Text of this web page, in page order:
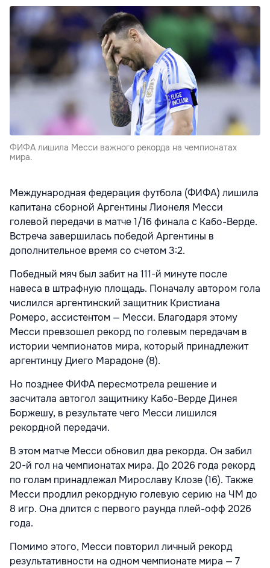
ФИФА лишила Месси важного рекорда на чемпионатах
мира.
Международная федерация футбола (ФИФА) лишила
капитана сборной Аргентины Лионеля Месси
голевой передачи в матче 1/16 финала с Кабо-Верде.
Встреча завершилась победой Аргентины в
дополнительное время со счетом 3:2.
Победный мяч был забит на 111-й минуте после
навеса в штрафную площадь. Поначалу автором гола
числился аргентинский защитник Кристиана
Ромеро, ассистентом — Месси. Благодаря этому
Месси превзошел рекорд по голевым передачам в
истории чемпионатов мира, который принадлежит
аргентинцу Диего Марадоне (8).
Но позднее ФИФА пересмотрела решение и
засчитала автогол защитнику Кабо-Верде Динея
Боржешу, в результате чего Месси лишился
рекордной передачи.
В этом матче Месси обновил два рекорда. Он забил
20-й гол на чемпионатах мира. До 2026 года рекорд
по голам принадлежал Мирославу Клозе (16). Также
Месси продлил рекордную голевую серию на ЧМ до
8 игр. Она длится с первого раунда плей-офф 2026
года.
Помимо этого, Месси повторил личный рекорд
результативности на одном чемпионате мира — 7